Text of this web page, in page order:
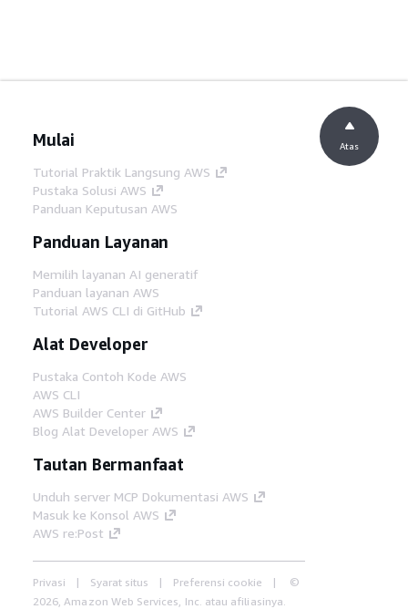
Mulai
Tutorial Praktik Langsung AWS
Pustaka Solusi AWS
Panduan Keputusan AWS
Panduan Layanan
Memilih layanan AI generatif
Panduan layanan AWS
Tutorial AWS CLI di GitHub
Alat Developer
Pustaka Contoh Kode AWS
AWS CLI
AWS Builder Center
Blog Alat Developer AWS
Tautan Bermanfaat
Unduh server MCP Dokumentasi AWS
Masuk ke Konsol AWS
AWS re:Post
Privasi Syarat situs Preferensi cookie
©
2026, Amazon Web Services, Inc. atau afiliasinya.
Atas